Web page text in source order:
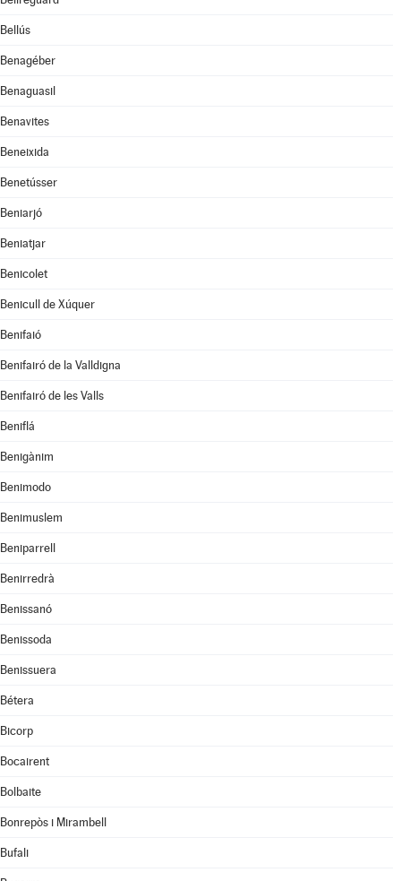
Bellús
Benagéber
Benaguasil
Benavites
Beneixida
Benetússer
Beniarjó
Beniatjar
Benicolet
Benicull de Xúquer
Benifaió
Benifairó de la Valldigna
Benifairó de les Valls
Beniflá
Benigànim
Benimodo
Benimuslem
Beniparrell
Benirredrà
Benissanó
Benissoda
Benissuera
Bétera
Bicorp
Bocairent
Bolbaite
Bonrepòs i Mirambell
Bufali